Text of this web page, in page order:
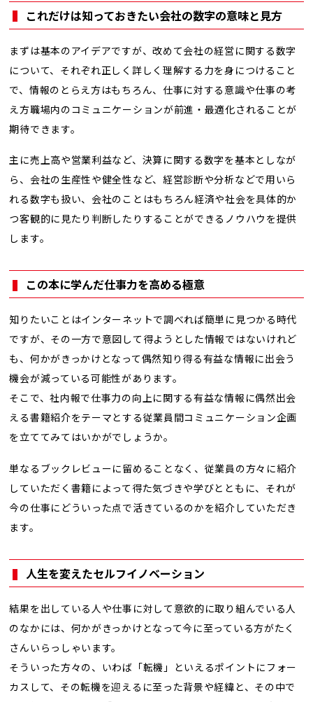
これだけは知っておきたい会社の数字の意味と見方
まずは基本のアイデアですが、改めて会社の経営に関する数字
について、それぞれ正しく詳しく理解する力を身につけること
で、情報のとらえ方はもちろん、仕事に対する意識や仕事の考
え方職場内のコミュニケーションが前進・最適化されることが
期待できます。
主に売上高や営業利益など、決算に関する数字を基本としなが
ら、会社の生産性や健全性など、経営診断や分析などで用いら
れる数字も扱い、会社のことはもちろん経済や社会を具体的か
つ客観的に見たり判断したりすることができるノウハウを提供
します。
この本に学んだ仕事力を高める極意
知りたいことはインターネットで調べれば簡単に見つかる時代
ですが、その一方で意図して得ようとした情報ではないけれど
も、何かがきっかけとなって偶然知り得る有益な情報に出会う
機会が減っている可能性があります。
そこで、社内報で仕事力の向上に関する有益な情報に偶然出会
える書籍紹介をテーマとする従業員間コミュニケーション企画
を立ててみてはいかがでしょうか。
単なるブックレビューに留めることなく、従業員の方々に紹介
していただく書籍によって得た気づきや学びとともに、それが
今の仕事にどういった点で活きているのかを紹介していただき
ます。
人生を変えたセルフイノベーション
結果を出している人や仕事に対して意欲的に取り組んでいる人
のなかには、何かがきっかけとなって今に至っている方がたく
さんいらっしゃいます。
そういった方々の、いわば「転機」といえるポイントにフォー
カスして、その転機を迎えるに至った背景や経緯と、その中で